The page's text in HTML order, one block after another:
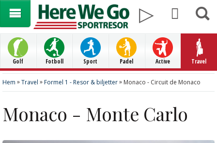
Golf Fotboll Sport Padel Active Travel
Hem »Travel »Formel 1 - Resor & biljetter» Monaco - Circuit de Monaco
Monaco - Monte Carlo